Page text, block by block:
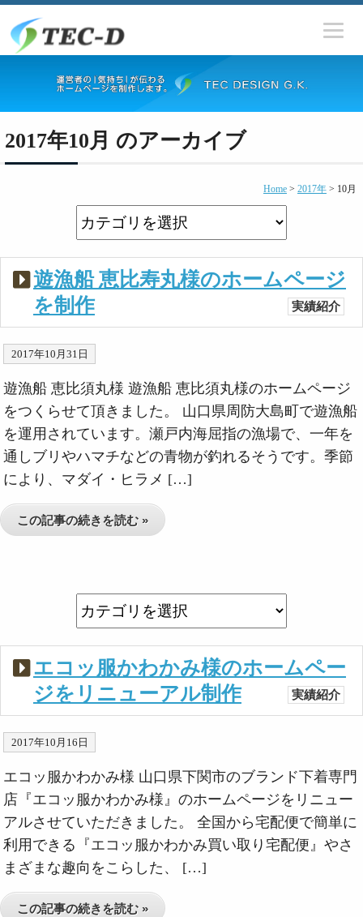
2017年10月 のアーカイブ
Home > 2017年 > 10月
遊漁船 恵比寿丸様のホームページ
を制作
実績紹介
2017年10月31日
遊漁船 恵比須丸様 遊漁船 恵比須丸様のホームページ
をつくらせて頂きました。 山口県周防大島町で遊漁船
を運用されています。瀬戸内海屈指の漁場で、一年を
通しブリやハマチなどの青物が釣れるそうです。季節
により、マダイ・ヒラメ […]
この記事の続きを読む »
エコッ服かわかみ様のホームペー
ジをリニューアル制作
実績紹介
2017年10月16日
エコッ服かわかみ様 山口県下関市のブランド下着専門
店『エコッ服かわかみ様』のホームページをリニュー
アルさせていただきました。 全国から宅配便で簡単に
利用できる『エコッ服かわかみ買い取り宅配便』やさ
まざまな趣向をこらした、 […]
この記事の続きを読む »